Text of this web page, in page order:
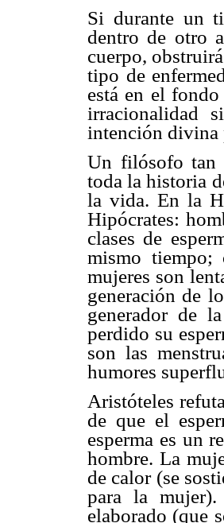
Si durante un
dentro de otro
cuerpo,
tipo de
está en el
irracionalidad
intención divina
Un filósofo tan
toda la historia
la vida. En la
Hipócrates:
clases de
mismo tiempo;
mujeres son
generación de
generador de
perdido su
son las
humores
Aristóteles
de que el
esperma es un
hombre. La
de calor (se
para la
elaborado (que